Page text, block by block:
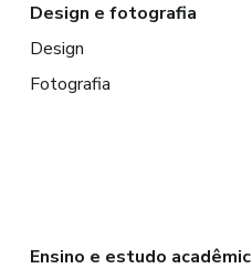
Design e fotografia
Design
Fotografia
Ensino e estudo